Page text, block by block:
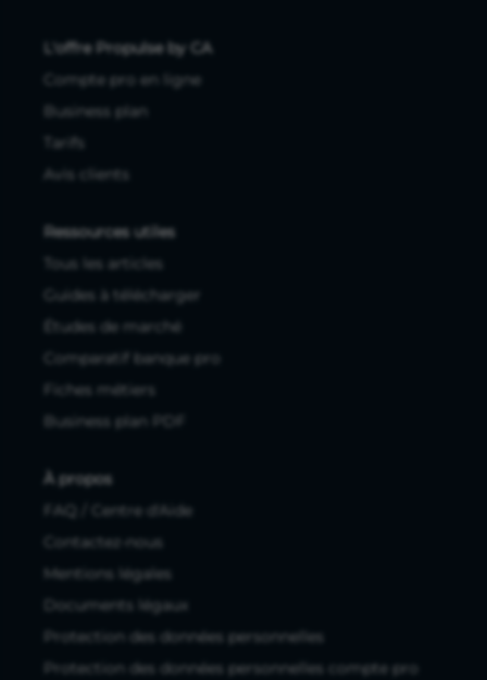
L'offre Propulse by CA
Compte pro en ligne
Business plan
Tarifs
Avis clients
Ressources utiles
Tous les articles
Guides à télécharger
Études de marché
Comparatif banque pro
Fiches métiers
Business plan PDF
À propos
FAQ / Centre d'Aide
Contactez-nous
Mentions légales
Documents légaux
Protection des données personnelles
Protection des données personnelles compte pro